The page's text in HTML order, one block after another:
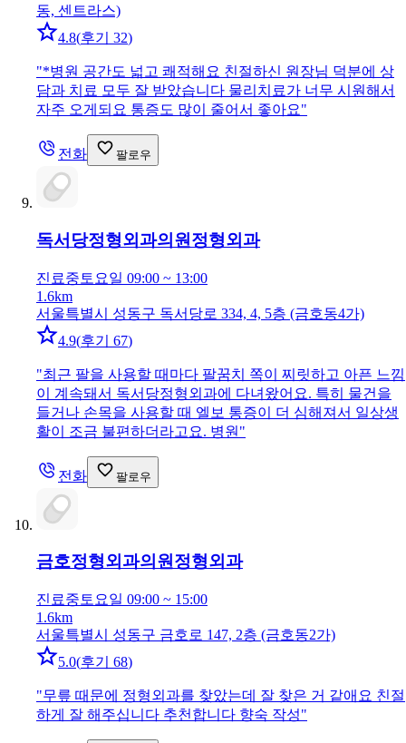
동, 센트라스)
4.8(후기 32)
"*병원 공간도 넓고 쾌적해요 친절하신 원장님 덕분에 상
담과 치료 모두 잘 받았습니다 물리치료가 너무 시원해서
자주 오게되요 통증도 많이 줄어서 좋아요"
전화 팔로우
독서당정형외과의원 정형외과
진료중 토요일 09:00 ~ 13:00
1.6km
서울특별시 성동구 독서당로 334, 4, 5층 (금호동4가)
4.9(후기 67)
"최근 팔을 사용할 때마다 팔꿈치 쪽이 찌릿하고 아픈 느낌
이 계속돼서 독서당정형외과에 다녀왔어요. 특히 물건을
들거나 손목을 사용할 때 엘보 통증이 더 심해져서 일상생
활이 조금 불편하더라고요. 병원 "
전화 팔로우
금호정형외과의원정형외과
진료중 토요일 09:00 ~ 15:00
1.6km
서울특별시 성동구 금호로 147, 2층 (금호동2가)
5.0(후기 68)
"무릎 때문에 정형외과를 찾았는데 잘 찾은 거 같애요 친절
하게 잘 해주십니다 추천합니다 향숙 작성"